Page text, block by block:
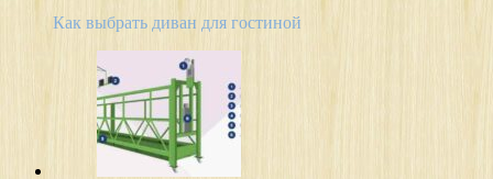
Как выбрать диван для гостиной